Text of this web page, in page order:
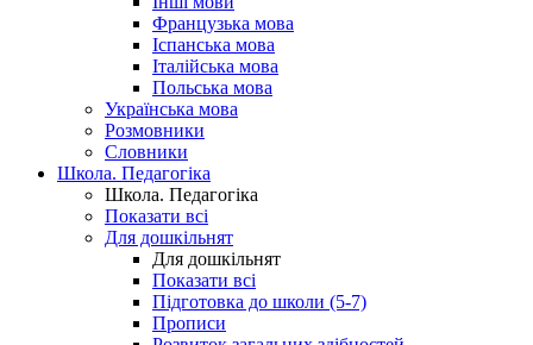
Французька мова
Іспанська мова
Італійська мова
Польська мова
Українська мова
Розмовники
Словники
Школа. Педагогіка
Школа. Педагогіка
Показати всі
Для дошкільнят
Для дошкільнят
Показати всі
Підготовка до школи (5-7)
Прописи